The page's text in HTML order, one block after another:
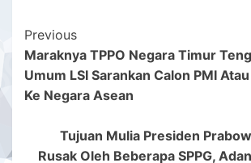
Post
Navigation
Previous
Maraknya TPPO Negara Timur
Umum LSI Sarankan Calon PMI
Ke Negara Asean
Tujuan Mulia Presiden
Rusak Oleh Beberapa SPPG,